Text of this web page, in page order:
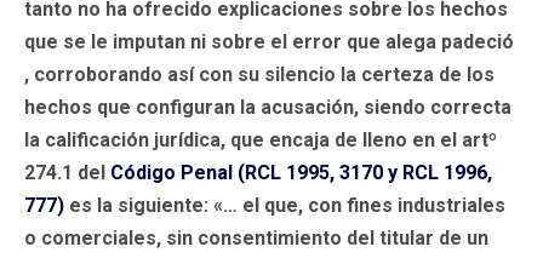
tanto no ha ofrecido explicaciones sobre los hechos
que se le imputan ni sobre el error que alega padeció
, corroborando así con su silencio la certeza de los
hechos que configuran la acusación, siendo correcta
la calificación jurídica, que encaja de lleno en el artº
274.1 del Código Penal (RCL 1995, 3170 y RCL 1996,
777) es la siguiente: «… el que, con fines industriales
o comerciales, sin consentimiento del titular de un